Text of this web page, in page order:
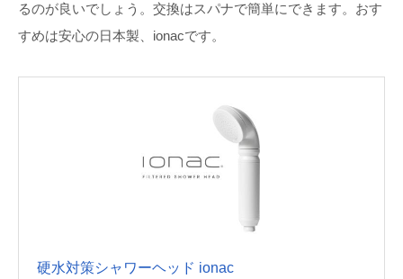
るのが良いでしょう。交換はスパナで簡単にできます。おす
すめは安心の日本製、ionacです。
硬水対策シャワーヘッド ionac